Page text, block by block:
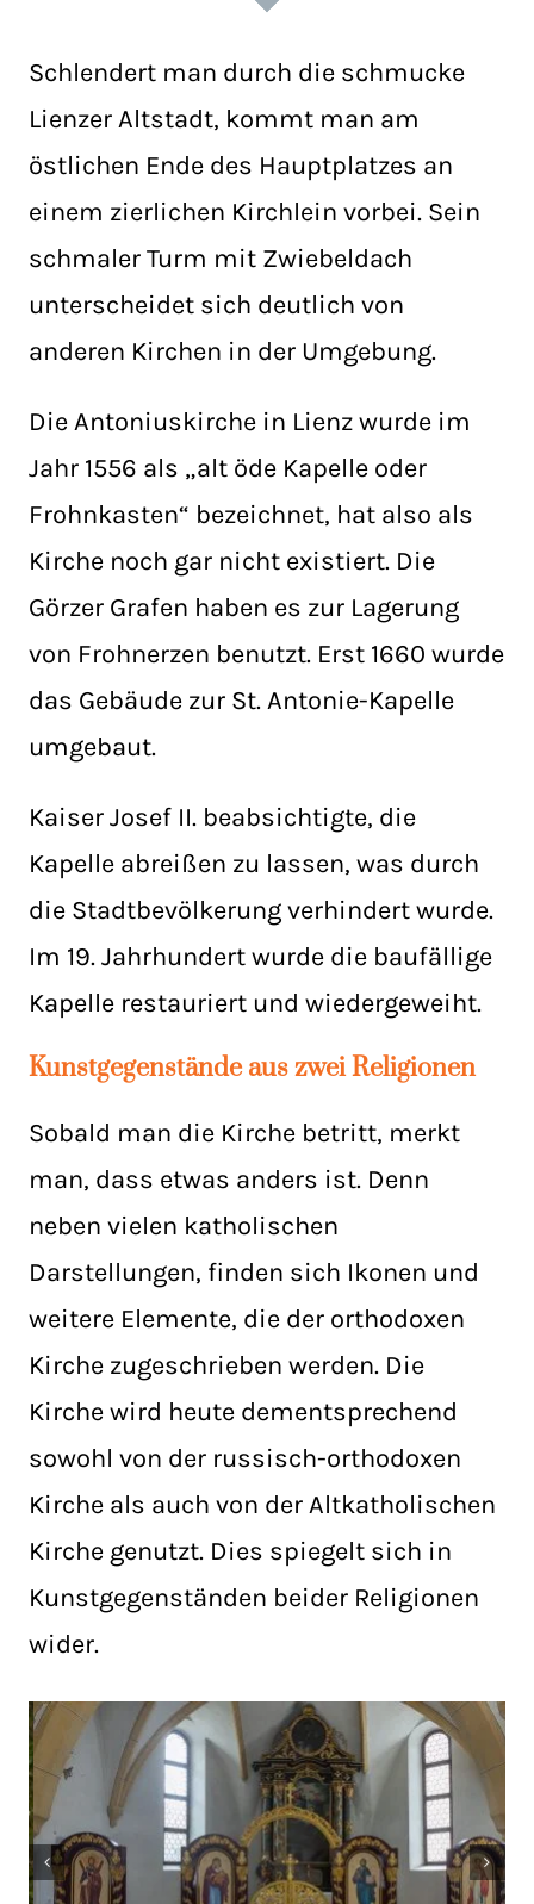
Schlendert man durch die schmucke
Lienzer Altstadt, kommt man am
östlichen Ende des Hauptplatzes an
einem zierlichen Kirchlein vorbei. Sein
schmaler Turm mit Zwiebeldach
unterscheidet sich deutlich von
anderen Kirchen in der Umgebung.
Die Antoniuskirche in Lienz wurde im
Jahr 1556 als „alt öde Kapelle oder
Frohnkasten“ bezeichnet, hat also als
Kirche noch gar nicht existiert. Die
Görzer Grafen haben es zur Lagerung
von Frohnerzen benutzt. Erst 1660 wurde
das Gebäude zur St. Antonie-Kapelle
umgebaut.
Kaiser Josef II. beabsichtigte, die
Kapelle abreißen zu lassen, was durch
die Stadtbevölkerung verhindert wurde.
Im 19. Jahrhundert wurde die baufällige
Kapelle restauriert und wiedergeweiht.
Kunstgegenstände aus zwei Religionen
Sobald man die Kirche betritt, merkt
man, dass etwas anders ist. Denn
neben vielen katholischen
Darstellungen, finden sich Ikonen und
weitere Elemente, die der orthodoxen
Kirche zugeschrieben werden. Die
Kirche wird heute dementsprechend
sowohl von der russisch-orthodoxen
Kirche als auch von der Altkatholischen
Kirche genutzt. Dies spiegelt sich in
Kunstgegenständen beider Religionen
wider.